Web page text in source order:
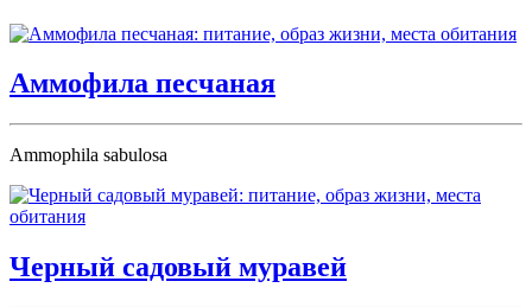
Аммофила песчаная
Ammophila sabulosa
Черный садовый муравей